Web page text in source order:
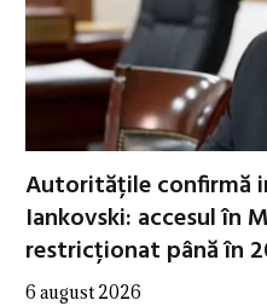
Autoritățile confirmă
Iankovski: accesul în
restricționat până în
6 august 2026